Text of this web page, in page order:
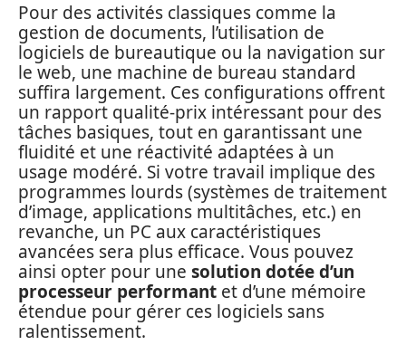
Pour des activités classiques comme la
gestion de documents, l’utilisation de
logiciels de bureautique ou la navigation sur
le web, une machine de bureau standard
suffira largement. Ces configurations offrent
un rapport qualité-prix intéressant pour des
tâches basiques, tout en garantissant une
fluidité et une réactivité adaptées à un
usage modéré. Si votre travail implique des
programmes lourds (systèmes de traitement
d’image, applications multitâches, etc.) en
revanche, un PC aux caractéristiques
avancées sera plus efficace. Vous pouvez
ainsi opter pour une solution dotée d’un
processeur performant et d’une mémoire
étendue pour gérer ces logiciels sans
ralentissement.